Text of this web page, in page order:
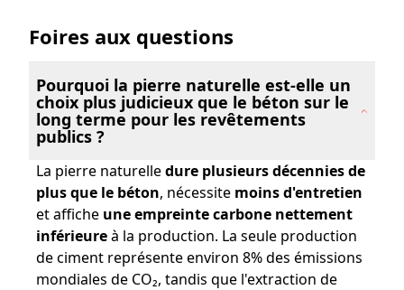
Foires aux questions
Pourquoi la pierre naturelle est-elle un
choix plus judicieux que le béton sur le
long terme pour les revêtements
publics ?
La pierre naturelledure plusieurs décennies de
plus que le béton, nécessite moins d'entretien
et affiche une empreinte carbone nettement
inférieureà la production. La seule production
de ciment représente environ 8% des émissions
mondiales de CO₂, tandis que l'extraction de